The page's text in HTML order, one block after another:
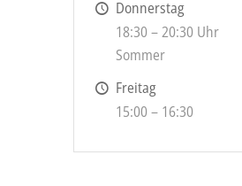
Donnerstag
18:30 – 20:30 Uhr
Sommer
Freitag
15:00 – 16:30